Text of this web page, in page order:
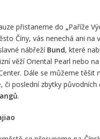
přistaneme do „Paříže
Číny, vás nenechá ani na
nábřeží Bund, které
věží Oriental Pearl nebo
Dále se můžeme těšit
či poslední zbytky
.